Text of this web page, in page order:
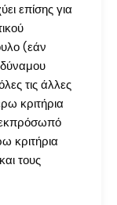
επίσης για
(εάν
τις άλλες
κριτήρια
εκπρόσωπό
κριτήρια
τους